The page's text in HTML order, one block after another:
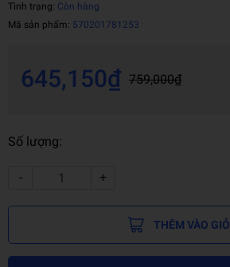
Tình trạng: Còn hàng
Mã sản phẩm: 570201781253
645,150₫ 759,000₫
Số lượng:
- +
THÊM VÀO GIỎ